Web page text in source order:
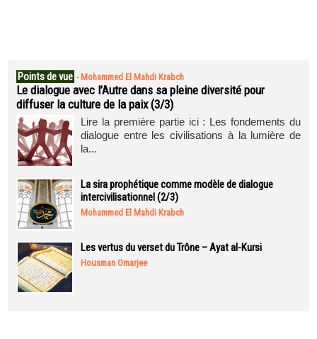
Points de vue - Mohammed El Mahdi Krabch
Le dialogue avec l’Autre dans sa pleine diversité pour
diffuser la culture de la paix (3/3)
Lire la première partie ici : Les fondements du
dialogue entre les civilisations à la lumière de
la...
La sira prophétique comme modèle de dialogue
intercivilisationnel (2/3)
Mohammed El Mahdi Krabch
Les vertus du verset du Trône – Ayat al-Kursi
Housman Omarjee